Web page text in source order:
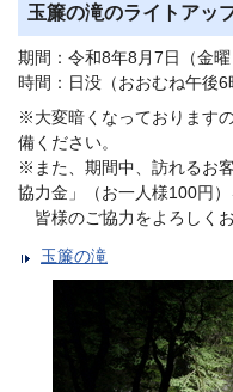
玉簾の滝のライトアッ
期間：令和8年8月7日（金曜
時間：日没（おおむね午後
※大変暗くなっております
備ください。
※また、期間中、訪れるお
協力金」（お一人様100円
皆様のご協力をよろしくお
玉簾の滝